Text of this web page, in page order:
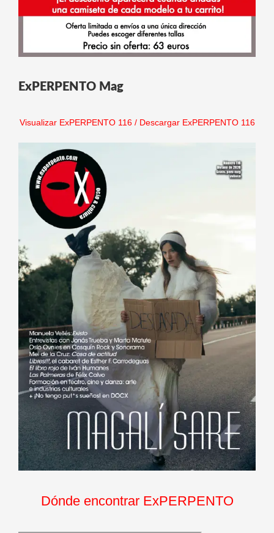
ExPERPENTO Mag
Visualizar ExPERPENTO 116/ Descargar ExPERPENTO 116
Dónde encontrar ExPERPENTO